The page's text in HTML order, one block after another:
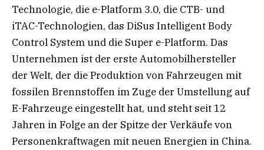
Technologie, die e-Platform 3.0, die CTB- und
iTAC-Technologien, das DiSus Intelligent Body
Control System und die Super e-Platform. Das
Unternehmen ist der erste Automobilhersteller
der Welt, der die Produktion von Fahrzeugen mit
fossilen Brennstoffen im Zuge der Umstellung auf
E-Fahrzeuge eingestellt hat, und steht seit 12
Jahren in Folge an der Spitze der Verkäufe von
Personenkraftwagen mit neuen Energien in China.